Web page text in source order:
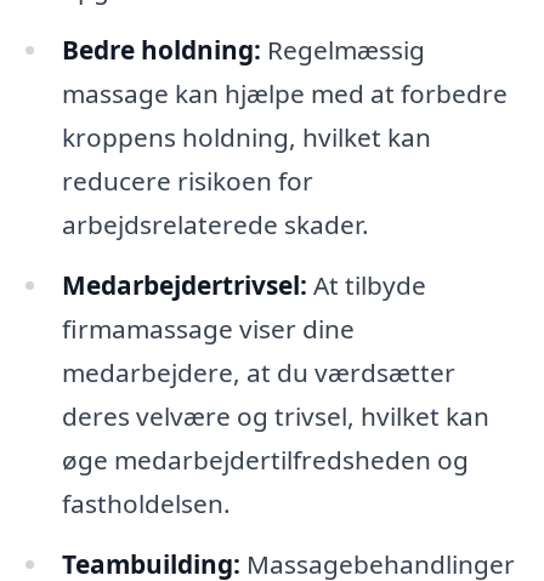
Bedre holdning: Regelmæssig
massage kan hjælpe med at forbedre
kroppens holdning, hvilket kan
reducere risikoen for
arbejdsrelaterede skader.
Medarbejdertrivsel: At tilbyde
firmamassage viser dine
medarbejdere, at du værdsætter
deres velvære og trivsel, hvilket kan
øge medarbejdertilfredsheden og
fastholdelsen.
Teambuilding: Massagebehandlinger